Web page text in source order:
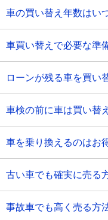
車の買い替え年数はい
車買い替えで必要な準
ローンが残る車を買い
車検の前に車は買い替
車を乗り換えるのはお
古い車でも確実に売る
事故車でも高く売る方